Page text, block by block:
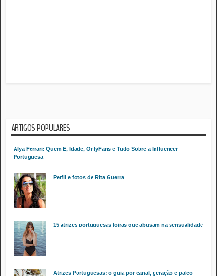
ARTIGOS POPULARES
Alya Ferrari: Quem É, Idade, OnlyFans e Tudo Sobre a Influencer
Portuguesa
Perfil e fotos de Rita Guerra
15 atrizes portuguesas loiras que abusam na sensualidade
Atrizes Portuguesas: o guia por canal, geração e palco